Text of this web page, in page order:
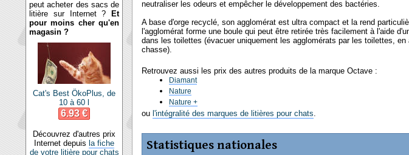
peut acheter des sacs de
litière sur Internet ?
Et
pour moins cher qu'en
magasin ?
Cat's Best ÖkoPlus, de
10 à 60 l
6.93 €
Découvrez d'autres prix
Internet depuis la fiche
de votre litière pour chats
neutraliser les odeurs et empêcher le développement des bactéries.
A base d'orge recyclé, son agglomérat est ultra compact et la rend
l'agglomérat forme une boule qui peut être retirée très facilement à l'aide
dans les toilettes (évacuer uniquement les agglomérats par les toilettes,
chasse).
Retrouvez aussi les prix des autres produits de la marque Octave :
Diamant
Nature
Nature +
ou l'intégralité des marques de litières pour chats.
Statistiques nationales